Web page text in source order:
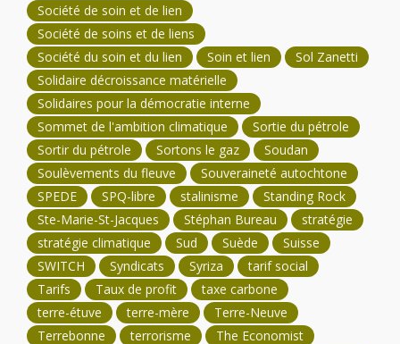
Société de soin et de lien
Société de soins et de liens
Société du soin et du lien
Soin et lien
Sol Zanetti
Solidaire décroissance matérielle
Solidaires pour la démocratie interne
Sommet de l'ambition climatique
Sortie du pétrole
Sortir du pétrole
Sortons le gaz
Soudan
Soulèvements du fleuve
Souveraineté autochtone
SPEDE
SPQ-libre stalinisme
Standing Rock
Ste-Marie-St-Jacques
Stéphan Bureau
stratégie
stratégie climatique
Sud Suède
Suisse
SWITCH
Syndicats Syriza
tarif social
Tarifs
Taux de profit
taxe carbone
terre-étuve
terre-mère
Terre-Neuve
Terrebonne
terrorisme
The Economist